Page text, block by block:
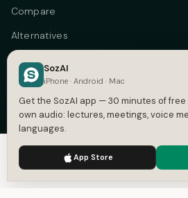
Compare
Alternatives
Contact
Blog
Privacy
Terms
We use cookies to enhance your experience.
SozAI
iPhone · Android · Mac
Get the SozAI app — 30 minutes of
own audio: lectures, meetings, voice
languages.
App Store